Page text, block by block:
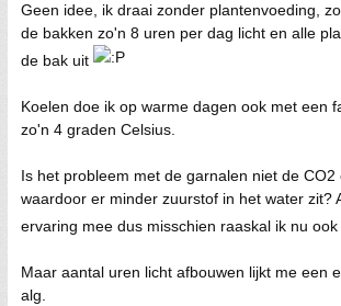
Geen idee, ik draai zonder plantenvoeding,
de bakken zo'n 8 uren per dag licht en alle
de bak uit
Koelen doe ik op warme dagen ook met een
zo'n 4 graden Celsius.
Is het probleem met de garnalen niet de CO2
waardoor er minder zuurstof in het water zit?
ervaring mee dus misschien raaskal ik nu
Maar aantal uren licht afbouwen lijkt me een
alg.